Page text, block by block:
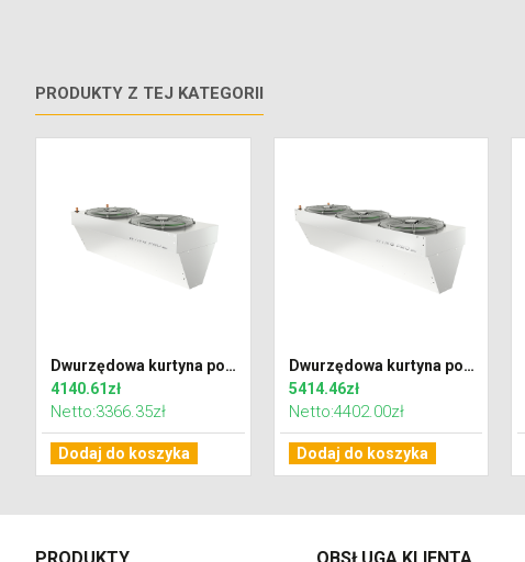
PRODUKTY Z TEJ KATEGORII
Dwurzędowa kurtyna powietrzna WING PRO W150 EC z wodnym wymiennikiem ciepła
4140.61zł
Netto:3366.35zł
Dodaj do koszyka
Dwurzędowa kurtyna powietrzna WING PRO W200 EC z wodnym wymiennikiem ciepła
5414.46zł
Netto:4402.00zł
Dodaj do koszyka